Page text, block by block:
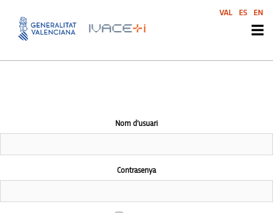
Nom d'usuari
Contrasenya
VAL ES EN